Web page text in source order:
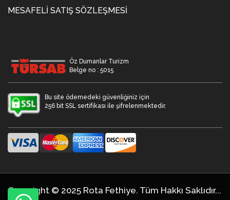
MESAFELI SATIŞ SÖZLEŞMESI
Öz Dumanlar Turizm
Belge no : 5015
Bu site ödemedeki güvenliğiniz için
256 bit SSL sertifikası ile şifrelenmektedir.
Copyright © 2025 Rota Fethiye. Tüm Hakkı Saklıdır...